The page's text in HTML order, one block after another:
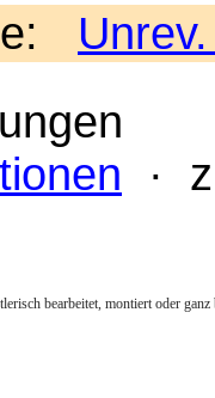
·
bearbeitet, montiert oder